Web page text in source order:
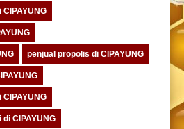
penjual propolis di CIPAYUNG
CIPAYUNG